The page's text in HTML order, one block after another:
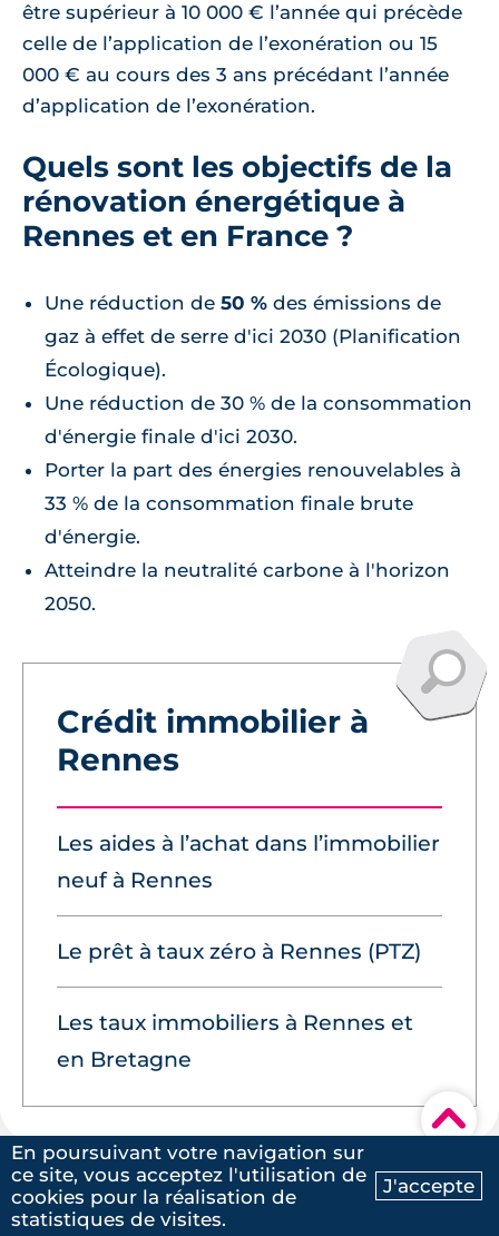
Ma recherche Contactez-nous
▾
être supérieur à 10 000 € l’année qui précède
celle de l’application de l’exonération ou 15
000 € au cours des 3 ans précédant l’année
d’application de l’exonération.
Quels sont les objectifs de la
rénovation énergétique à
Rennes et en France ?
Une réduction de 50 % des émissions de
gaz à effet de serre d'ici 2030 (Planification
Écologique).
Une réduction de 30 % de la consommation
d'énergie finale d'ici 2030.
Porter la part des énergies renouvelables à
33 % de la consommation finale brute
d'énergie.
Atteindre la neutralité carbone à l'horizon
2050.
Crédit immobilier à
Rennes
Les aides à l’achat dans l’immobilier
neuf à Rennes
Le prêt à taux zéro à Rennes (PTZ)
Les taux immobiliers à Rennes et
en Bretagne
En poursuivant votre navigation sur
ce site, vous acceptez l'utilisation de
cookies pour la réalisation de
statistiques de visites.
J'accepte